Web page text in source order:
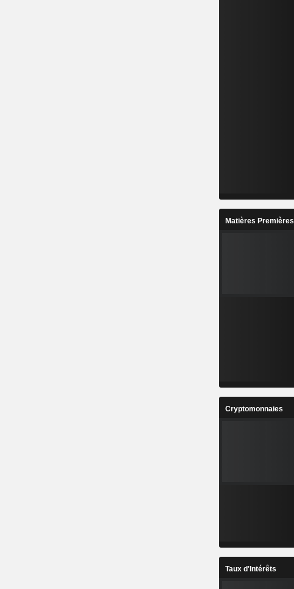
Matières Premières
Cryptomonnaies
Taux d'Intérêts